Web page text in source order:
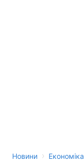
Новини › Економіка